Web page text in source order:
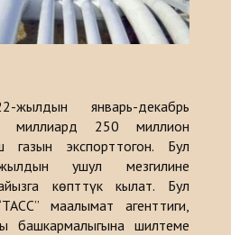
жылдын январь-декабрь
миллиард 250 миллион
газын экспорттогон. Бул
ушул мезгилине
көпттүк кылат. Бул
маалымат агенттиги,
шилтеме